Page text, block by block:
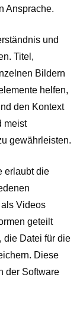
Ansprache.
und
Titel,
Bildern
helfen,
den Kontext
meist
gewährleisten.
erlaubt die
Videos
geteilt
die Datei für die
Diese
der Software